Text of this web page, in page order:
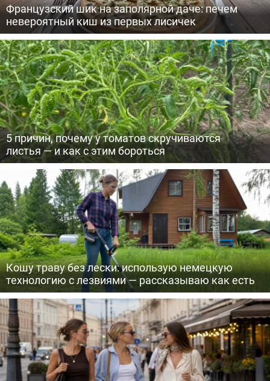
Французский шик на заполярной даче: печем
невероятный киш из первых лисичек
5 причин, почему у томатов скручиваются
листья — и как с этим бороться
Кошу траву без лески: использую немецкую
технологию с лезвиями — рассказываю как есть